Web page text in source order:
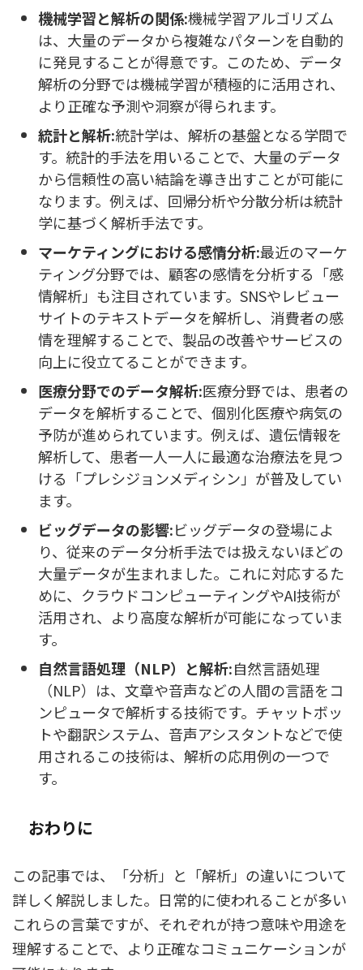
機械学習と解析の関係:機械学習アルゴリズム
は、大量のデータから複雑なパターンを自動的
に発見することが得意です。このため、データ
解析の分野では機械学習が積極的に活用され、
より正確な予測や洞察が得られます。
統計と解析:統計学は、解析の基盤となる学問で
す。統計的手法を用いることで、大量のデータ
から信頼性の高い結論を導き出すことが可能に
なります。例えば、回帰分析や分散分析は統計
学に基づく解析手法です。
マーケティングにおける感情分析:最近のマーケ
ティング分野では、顧客の感情を分析する「感
情解析」も注目されています。SNSやレビュー
サイトのテキストデータを解析し、消費者の感
情を理解することで、製品の改善やサービスの
向上に役立てることができます。
医療分野でのデータ解析:医療分野では、患者の
データを解析することで、個別化医療や病気の
予防が進められています。例えば、遺伝情報を
解析して、患者一人一人に最適な治療法を見つ
ける「プレシジョンメディシン」が普及してい
ます。
ビッグデータの影響:ビッグデータの登場によ
り、従来のデータ分析手法では扱えないほどの
大量データが生まれました。これに対応するた
めに、クラウドコンピューティングやAI技術が
活用され、より高度な解析が可能になっていま
す。
自然言語処理（NLP）と解析:自然言語処理
（NLP）は、文章や音声などの人間の言語をコ
ンピュータで解析する技術です。チャットボッ
トや翻訳システム、音声アシスタントなどで使
用されるこの技術は、解析の応用例の一つで
す。
おわりに
この記事では、「分析」と「解析」の違いについて
詳しく解説しました。日常的に使われることが多い
これらの言葉ですが、それぞれが持つ意味や用途を
理解することで、より正確なコミュニケーションが